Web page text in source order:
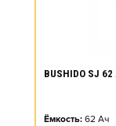
BUSHIDO SJ
Ёмкость: 62 Ач